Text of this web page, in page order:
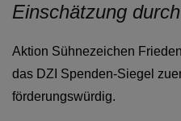
Einschätzung
Aktion Sühnezeichen
das DZI Spenden-Siegel
förderungswürdig.